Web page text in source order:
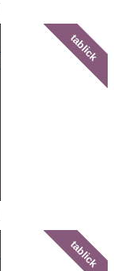
tablick
tablick